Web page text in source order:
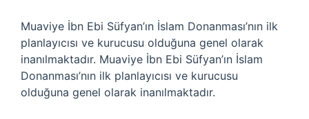
Muaviye İbn Ebi Süfyan’ın İslam Donanması’nın ilk
planlayıcısı ve kurucusu olduğuna genel olarak
inanılmaktadır. Muaviye İbn Ebi Süfyan’ın İslam
Donanması’nın ilk planlayıcısı ve kurucusu
olduğuna genel olarak inanılmaktadır.